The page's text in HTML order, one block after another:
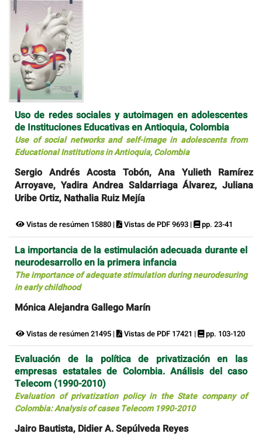
Uso de redes sociales y autoimagen en adolescentes
de Instituciones Educativas en Antioquia, Colombia
Use of social networks and self-image in adolescents from
Educational Institutions in Antioquia, Colombia
Sergio Andrés Acosta Tobón, Ana Yulieth Ramírez
Arroyave, Yadira Andrea Saldarriaga Álvarez, Juliana
Uribe Ortiz, Nathalia Ruiz Mejía
Vistas de resúmen 15880 | Vistas de PDF 9693 | pp. 23-41
La importancia de la estimulación adecuada durante el
neurodesarrollo en la primera infancia
The importance of adequate stimulation during neurodesuring
in early childhood
Mónica Alejandra Gallego Marín
Vistas de resúmen 21495 | Vistas de PDF 17421 | pp. 103-120
Evaluación de la política de privatización en las
empresas estatales de Colombia. Análisis del caso
Telecom (1990-2010)
Evaluation of privatization policy in the State company of
Colombia: Analysis of cases Telecom 1990-2010
Jairo Bautista, Didier A. Sepúlveda Reyes